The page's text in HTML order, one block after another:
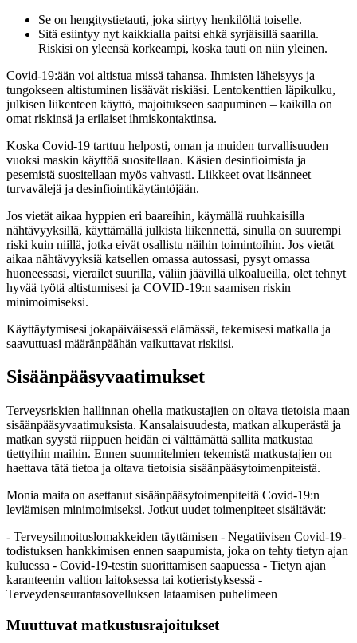
Se on hengitystietauti, joka siirtyy henkilöltä toiselle.
Sitä esiintyy nyt kaikkialla paitsi ehkä syrjäisillä saarilla.
Riskisi on yleensä korkeampi, koska tauti on niin yleinen.
Covid-19:ään voi altistua missä tahansa. Ihmisten läheisyys ja
tungokseen altistuminen lisäävät riskiäsi. Lentokenttien läpikulku,
julkisen liikenteen käyttö, majoitukseen saapuminen – kaikilla on
omat riskinsä ja erilaiset ihmiskontaktinsa.
Koska Covid-19 tarttuu helposti, oman ja muiden turvallisuuden
vuoksi maskin käyttöä suositellaan. Käsien desinfioimista ja
pesemistä suositellaan myös vahvasti. Liikkeet ovat lisänneet
turvavälejä ja desinfiointikäytäntöjään.
Jos vietät aikaa hyppien eri baareihin, käymällä ruuhkaisilla
nähtävyyksillä, käyttämällä julkista liikennettä, sinulla on suurempi
riski kuin niillä, jotka eivät osallistu näihin toimintoihin. Jos vietät
aikaa nähtävyyksiä katsellen omassa autossasi, pysyt omassa
huoneessasi, vierailet suurilla, väliin jäävillä ulkoalueilla, olet tehnyt
hyvää työtä altistumisesi ja COVID-19:n saamisen riskin
minimoimiseksi.
Käyttäytymisesi jokapäiväisessä elämässä, tekemisesi matkalla ja
saavuttuasi määränpäähän vaikuttavat riskiisi.
Sisäänpääsyvaatimukset
Terveysriskien hallinnan ohella matkustajien on oltava tietoisia maan
sisäänpääsyvaatimuksista. Kansalaisuudesta, matkan alkuperästä ja
matkan syystä riippuen heidän ei välttämättä sallita matkustaa
tiettyihin maihin. Ennen suunnitelmien tekemistä matkustajien on
haettava tätä tietoa ja oltava tietoisia sisäänpääsytoimenpiteistä.
Monia maita on asettanut sisäänpääsytoimenpiteitä Covid-19:n
leviämisen minimoimiseksi. Jotkut uudet toimenpiteet sisältävät:
- Terveysilmoituslomakkeiden täyttämisen - Negatiivisen Covid-19-
todistuksen hankkimisen ennen saapumista, joka on tehty tietyn ajan
kuluessa - Covid-19-testin suorittamisen saapuessa - Tietyn ajan
karanteenin valtion laitoksessa tai kotieristyksessä -
Terveydenseurantasovelluksen lataamisen puhelimeen
Muuttuvat matkustusrajoitukset